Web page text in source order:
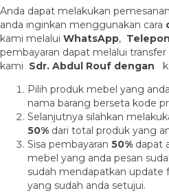
Anda dapat melakukan
anda inginkan menggunakan cara
kami melalui WhatsApp, Telepon
pembayaran dapat melalui
kami Sdr. Abdul Rouf dengan
Pilih produk mebel yang
nama barang berseta kode
Selanjutnya silahkan
50% dari total produk yang
Sisa pembayaran 50% dapat
mebel yang anda pesan
sudah mendapatkan update
yang sudah anda setujui.